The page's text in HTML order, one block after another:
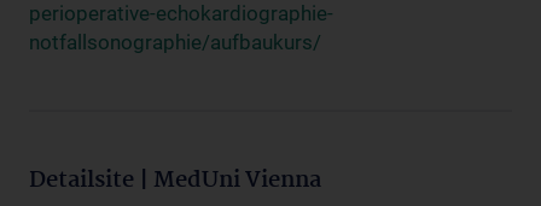
perioperative-echokardiographie-
notfallsonographie/aufbaukurs/
Detailsite | MedUni Vienna